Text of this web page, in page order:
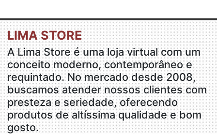
LIMA STORE
A Lima Store é uma loja virtual com um
conceito moderno, contemporâneo e
requintado. No mercado desde 2008,
buscamos atender nossos clientes com
presteza e seriedade, oferecendo
produtos de altíssima qualidade e bom
gosto.